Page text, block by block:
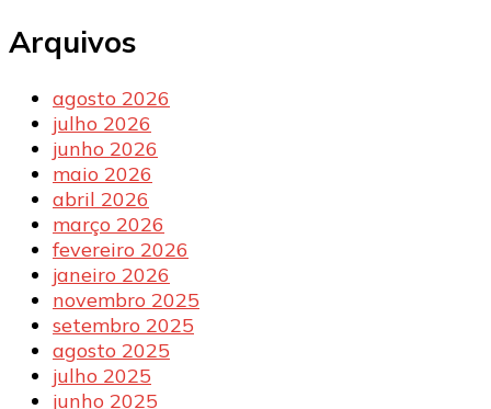
Arquivos
agosto 2026
julho 2026
junho 2026
maio 2026
abril 2026
março 2026
fevereiro 2026
janeiro 2026
novembro 2025
setembro 2025
agosto 2025
julho 2025
junho 2025